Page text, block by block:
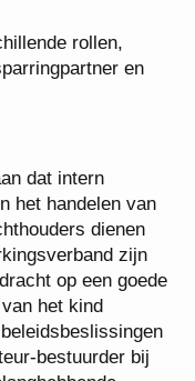
rollen,
en
dat intern
het handelen van
dienen
zijn
op een
van het